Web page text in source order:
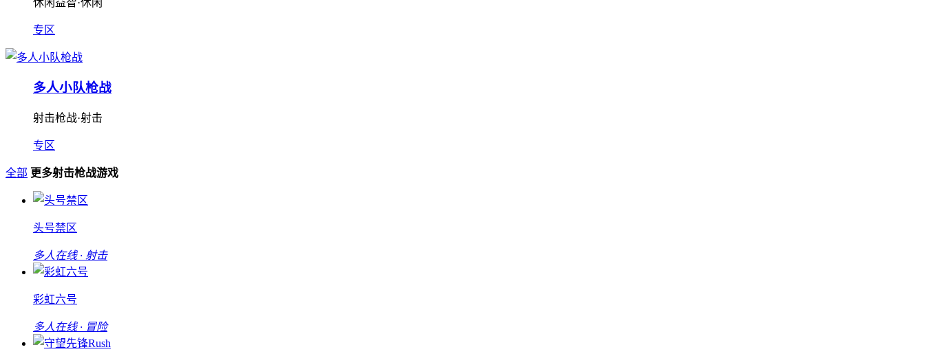
专区
多人小队枪战
射击枪战·射击
专区
全部 更多射击枪战游戏
头号禁区
多人在线 · 射击
彩虹六号
多人在线 · 冒险